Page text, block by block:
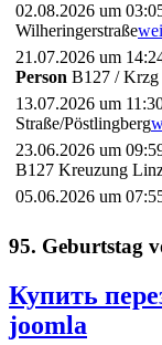
02.08.2026 um
Wilheringerstraße
21.07.2026 um
Person B127 / Krzg
13.07.2026 um
Straße/Pöstlingberg
23.06.2026 um
B127 Kreuzung
05.06.2026 um
95. Geburtstag
Купить
joomla